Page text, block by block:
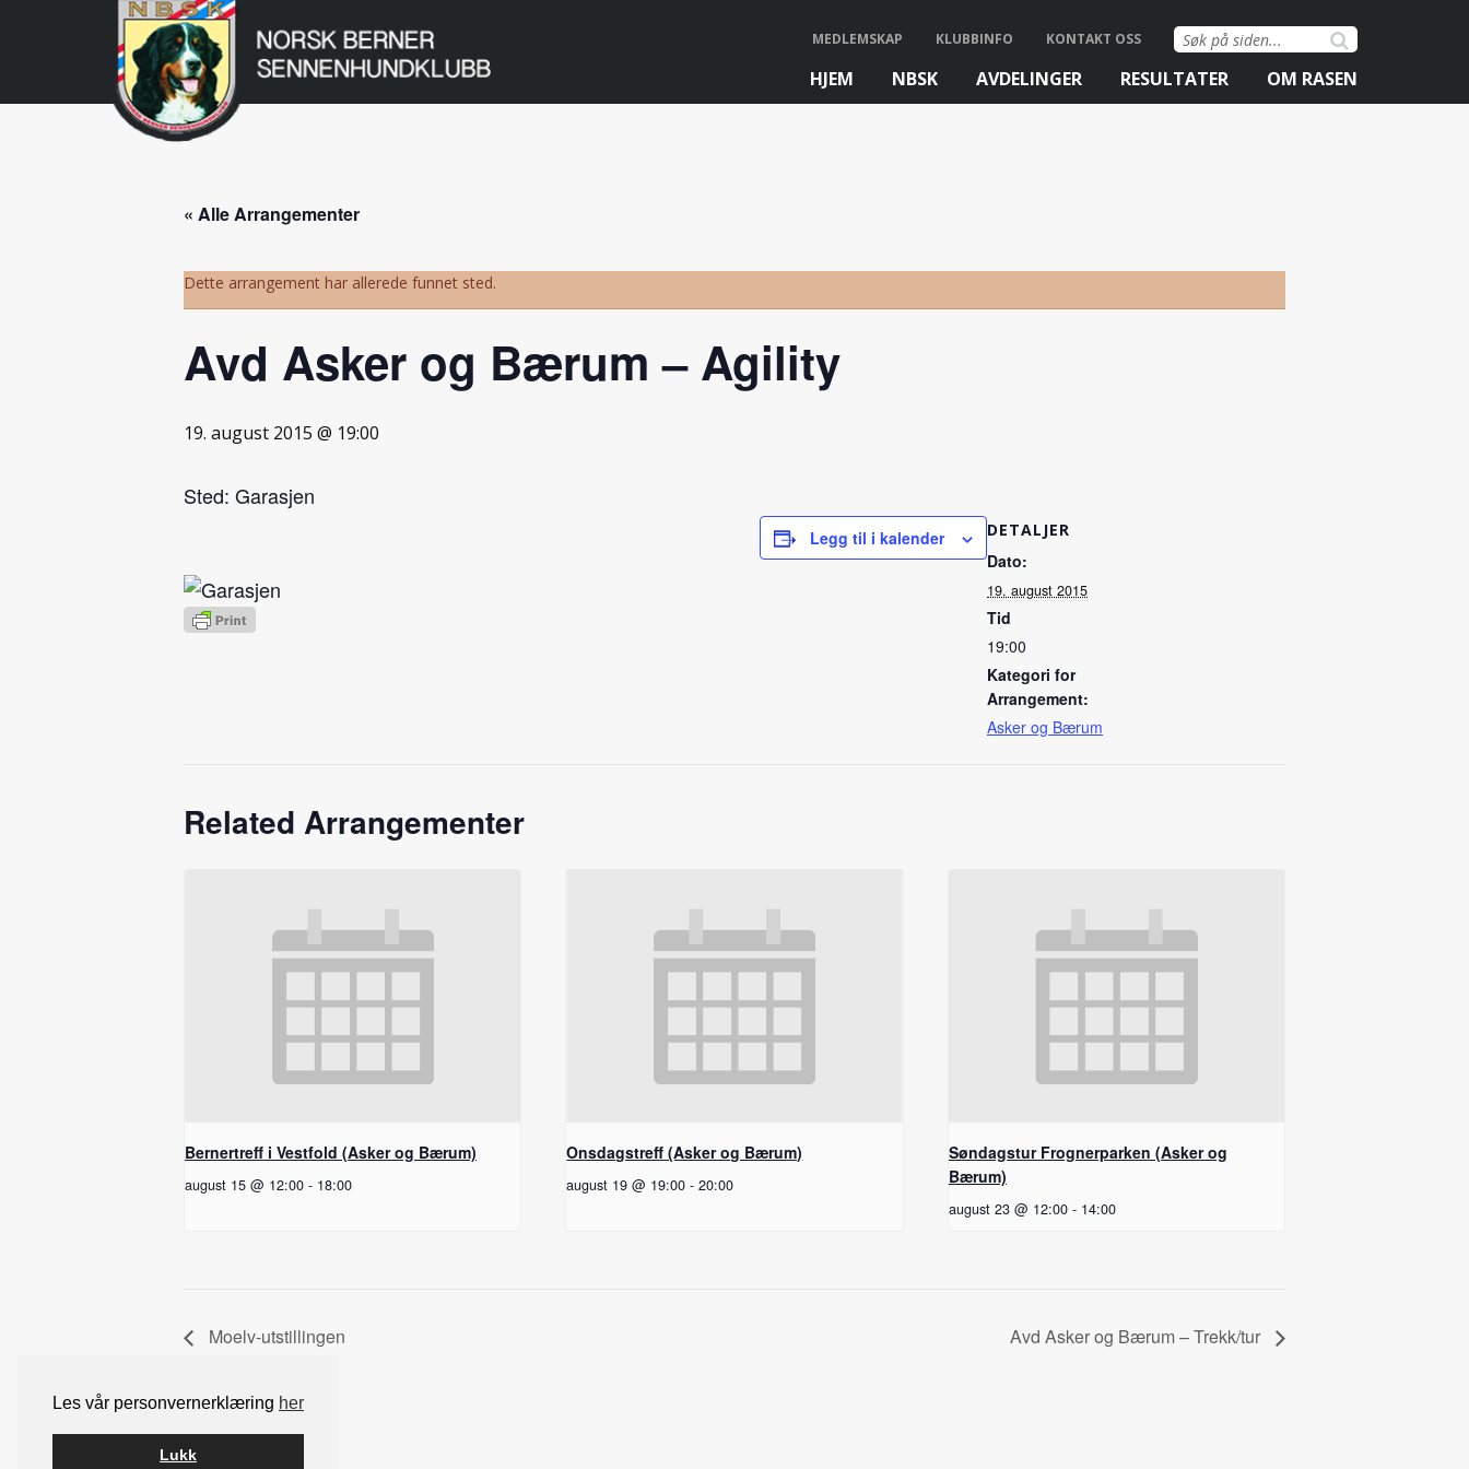
Les vår personvernerklæring her
Lukk
Norsk
Berner
Søk
etter:
MEDLEMSKAP KLUBBINFO KONTAKT OSS
HJEM NBSK AVDELINGER RESULTATER OM RASEN
« Alle Arrangementer
Dette arrangement har allerede funnet sted.
Avd Asker og Bærum – Agility
19. august 2015 @ 19:00
Sted: Garasjen
Legg til i kalender DETALJER
Dato:
19. august 2015
Tid
19:00
Kategori for
Arrangement:
Asker og Bærum
Related Arrangementer
Bernertreff i Vestfold (Asker og Bærum)
august 15 @ 12:00 - 18:00
Onsdagstreff (Asker og Bærum)
august 19 @ 19:00 - 20:00
Søndagstur Frognerparken (Asker og
Bærum)
august 23 @ 12:00 - 14:00
Moelv-utstillingen Avd Asker og Bærum – Trekk/tur